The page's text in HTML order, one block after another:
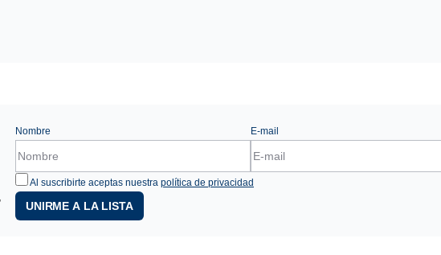
Nombre E-mail
Al suscribirte aceptas nuestra política de privacidad
UNIRME A LA LISTA